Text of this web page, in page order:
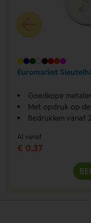
Euromarket
Goedkope
Met opdruk op
Bedrukken vanaf
Al vanaf
€ 0,37